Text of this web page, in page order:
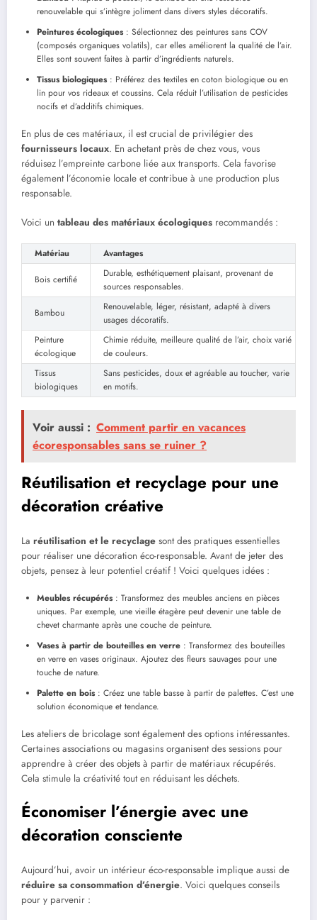
renouvelable qui s’intègre joliment dans divers styles décoratifs.
Peintures écologiques: Sélectionnez des peintures sans COV
(composés organiques volatils), car elles améliorent la qualité de l’air.
Elles sont souvent faites à partir d’ingrédients naturels.
Tissus biologiques: Préférez des textiles en coton biologique ou en
lin pour vos rideaux et coussins. Cela réduit l’utilisation de pesticides
nocifs et d’additifs chimiques.
En plus de ces matériaux, il est crucial de privilégier des
fournisseurs locaux. En achetant près de chez vous, vous
réduisez l’empreinte carbone liée aux transports. Cela favorise
également l’économie locale et contribue à une production plus
responsable.
Voici un tableau des matériaux écologiques recommandés :
Matériau Avantages
Bois certifié
Durable, esthétiquement plaisant, provenant de
sources responsables.
Bambou
Renouvelable, léger, résistant, adapté à divers
usages décoratifs.
Peinture
écologique
Chimie réduite, meilleure qualité de l’air, choix varié
de couleurs.
Tissus
biologiques
Sans pesticides, doux et agréable au toucher, varie
en motifs.
Voir aussi : Comment partir en vacances
écoresponsables sans se ruiner ?
Réutilisation et recyclage pour une
décoration créative
La réutilisation et le recyclage sont des pratiques essentielles
pour réaliser une décoration éco-responsable. Avant de jeter des
objets, pensez à leur potentiel créatif ! Voici quelques idées :
Meubles récupérés: Transformez des meubles anciens en pièces
uniques. Par exemple, une vieille étagère peut devenir une table de
chevet charmante après une couche de peinture.
Vases à partir de bouteilles en verre : Transformez des bouteilles
en verre en vases originaux. Ajoutez des fleurs sauvages pour une
touche de nature.
Palette en bois: Créez une table basse à partir de palettes. C’est une
solution économique et tendance.
Les ateliers de bricolage sont également des options intéressantes.
Certaines associations ou magasins organisent des sessions pour
apprendre à créer des objets à partir de matériaux récupérés.
Cela stimule la créativité tout en réduisant les déchets.
Économiser l’énergie avec une
décoration consciente
Aujourd’hui, avoir un intérieur éco-responsable implique aussi de
réduire sa consommation d’énergie. Voici quelques conseils
pour y parvenir :